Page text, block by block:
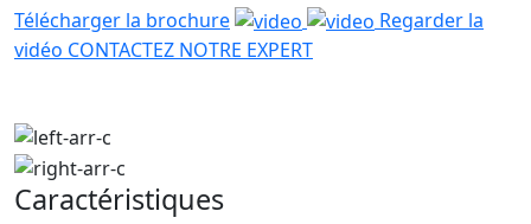
Télécharger la brochure
Regarder la
vidéo CONTACTEZ NOTRE EXPERT
Caractéristiques